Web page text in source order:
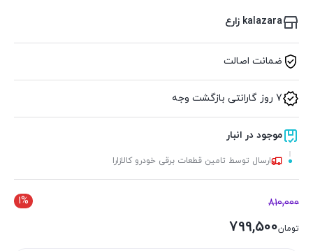
kalazara زارع
ضمانت اصالت
7 روز گارانتی بازگشت وجه
موجود در انبار
ارسال توسط تامین قطعات برقی خودرو کالازارا
1% 810,000
تومان799,500